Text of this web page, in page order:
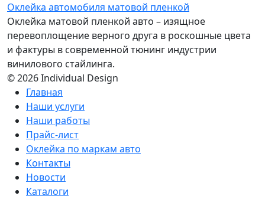
Оклейка автомобиля матовой пленкой
Оклейка матовой пленкой авто – изящное
перевоплощение верного друга в роскошные цвета
и фактуры в современной тюнинг индустрии
винилового стайлинга.
© 2026 Individual Design
Главная
Наши услуги
Наши работы
Прайс-лист
Оклейка по маркам авто
Контакты
Новости
Каталоги